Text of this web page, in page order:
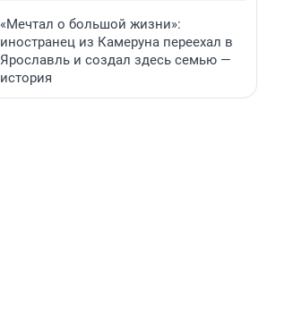
«Мечтал о большой жизни»:
иностранец из Камеруна переехал в
Ярославль и создал здесь семью —
история